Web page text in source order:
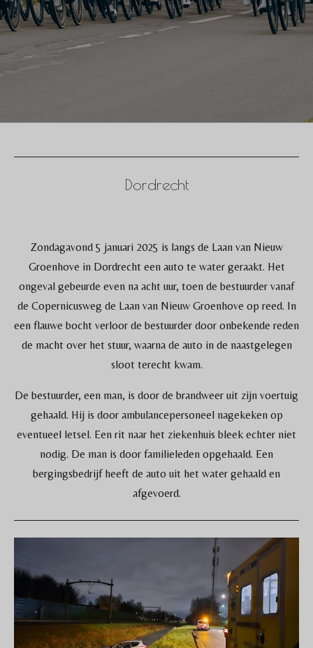
Dordrecht
Zondagavond 5 januari 2025 is langs de Laan van Nieuw
Groenhove in Dordrecht een auto te water geraakt. Het
ongeval gebeurde even na acht uur, toen de bestuurder vanaf
de Copernicusweg de Laan van Nieuw Groenhove op reed. In
een flauwe bocht verloor de bestuurder door onbekende reden
de macht over het stuur, waarna de auto in de naastgelegen
sloot terecht kwam.
De bestuurder, een man, is door de brandweer uit zijn voertuig
gehaald. Hij is door ambulancepersoneel nagekeken op
eventueel letsel. Een rit naar het ziekenhuis bleek echter niet
nodig. De man is door familieleden opgehaald. Een
bergingsbedrijf heeft de auto uit het water gehaald en
afgevoerd.